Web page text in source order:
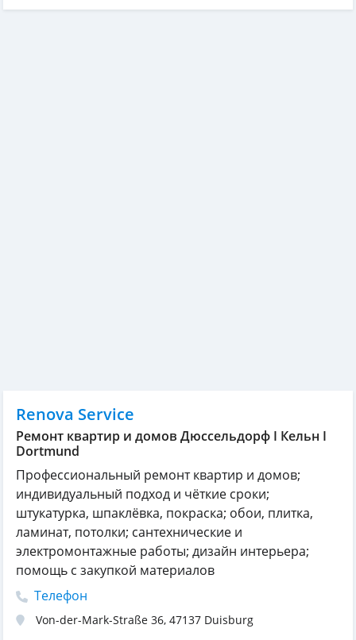
Renova Service
Ремонт квартир и домов Дюссельдорф I Кельн I
Dortmund
Профессиональный ремонт квартир и домов;
индивидуальный подход и чёткие сроки;
штукатурка, шпаклёвка, покраска; обои, плитка,
ламинат, потолки; сантехнические и
электромонтажные работы; дизайн интерьера;
помощь с закупкой материалов
Телефон
Von-der-Mark-Straße 36, 47137 Duisburg